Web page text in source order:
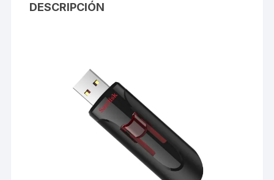
DESCRIPCIÓN